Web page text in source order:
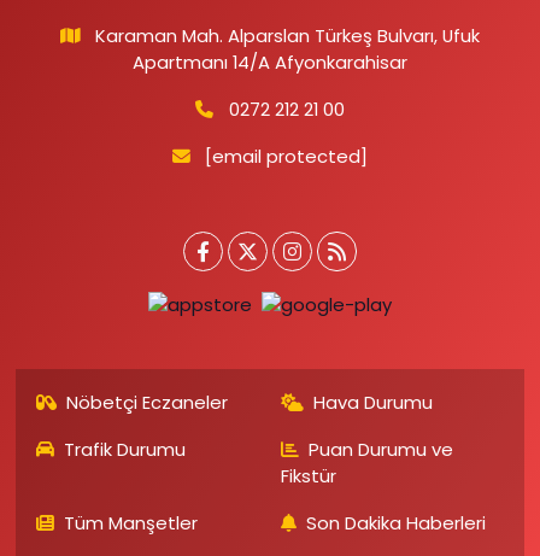
Karaman Mah. Alparslan Türkeş Bulvarı, Ufuk
Apartmanı 14/A Afyonkarahisar
0272 212 21 00
[email protected]
Nöbetçi Eczaneler
Hava Durumu
Trafik Durumu
Puan Durumu ve
Fikstür
Tüm Manşetler
Son Dakika Haberleri